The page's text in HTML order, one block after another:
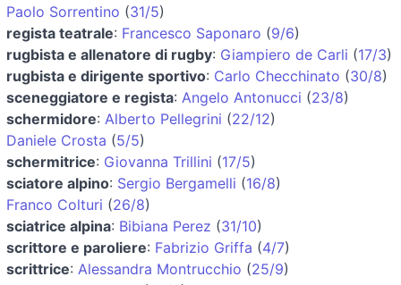
Paolo Sorrentino (31/5)
regista teatrale: Francesco Saponaro (9/6)
rugbista e allenatore di rugby: Giampiero de Carli (17/3)
rugbista e dirigente sportivo: Carlo Checchinato (30/8)
sceneggiatore e regista: Angelo Antonucci (23/8)
schermidore: Alberto Pellegrini (22/12)
Daniele Crosta (5/5)
schermitrice: Giovanna Trillini (17/5)
sciatore alpino: Sergio Bergamelli (16/8)
Franco Colturi (26/8)
sciatrice alpina: Bibiana Perez (31/10)
scrittore e paroliere: Fabrizio Griffa (4/7)
scrittrice: Alessandra Montrucchio (25/9)